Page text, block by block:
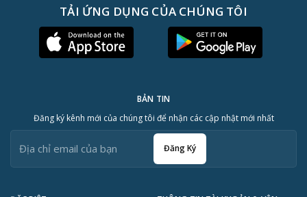
TẢI ỨNG DỤNG CỦA CHÚNG TÔI
BẢN TIN
Đăng ký kênh mới của chúng tôi để nhận các cập nhật mới nhất
Đăng Ký